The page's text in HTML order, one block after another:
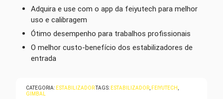
Adquira e use com o app da feiyutech para melhor
uso e calibragem
Ótimo desempenho para trabalhos profissionais
O melhor custo-benefício dos estabilizadores de
entrada
CATEGORIA: ESTABILIZADORTAGS: ESTABILIZADOR, FEIYUTECH,
GIMBAL